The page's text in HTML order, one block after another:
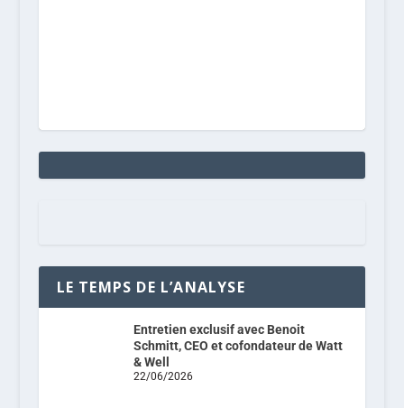
LE TEMPS DE L’ANALYSE
Entretien exclusif avec Benoit
Schmitt, CEO et cofondateur de Watt
& Well
22/06/2026